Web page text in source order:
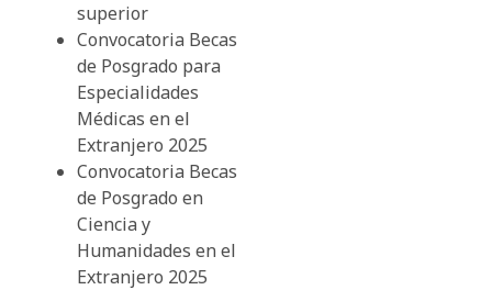
superior
Convocatoria Becas
de Posgrado para
Especialidades
Médicas en el
Extranjero 2025
Convocatoria Becas
de Posgrado en
Ciencia y
Humanidades en el
Extranjero 2025